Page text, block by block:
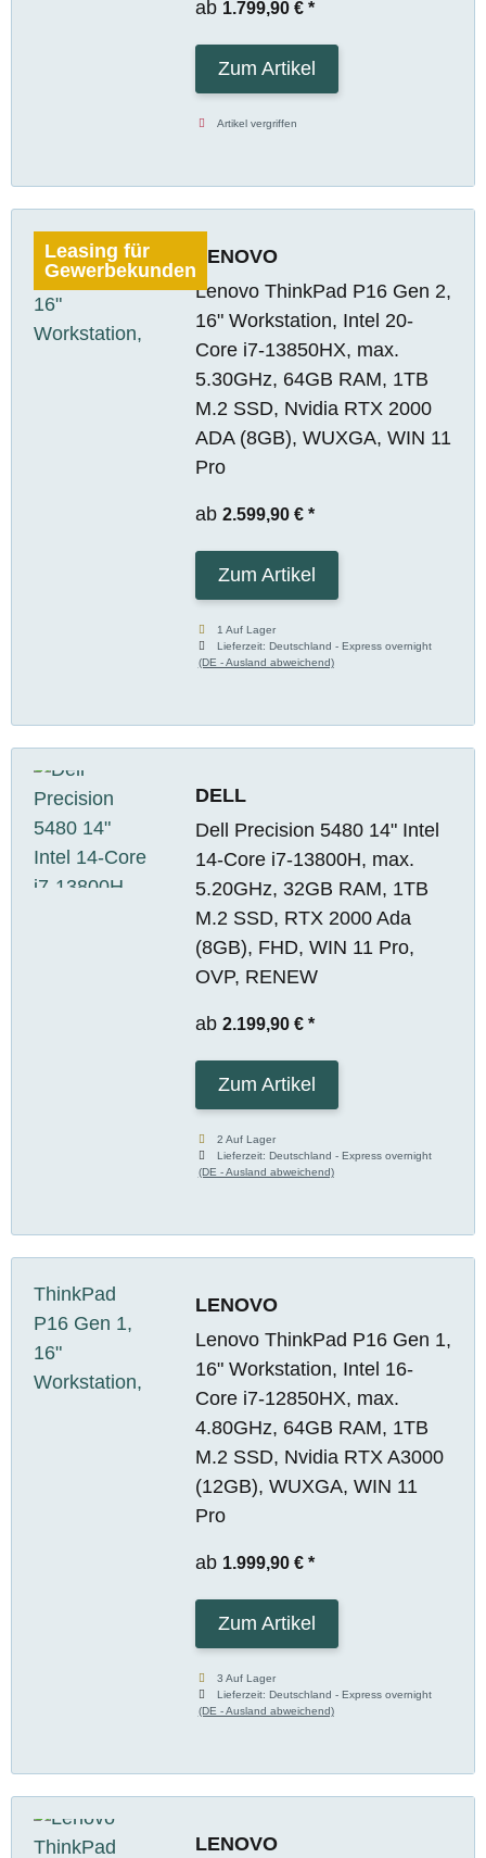
ab 1.799,90 € *
Zum Artikel
Artikel vergriffen
Leasing für
Gewerbekunden
LENOVO
Lenovo ThinkPad P16 Gen 2,
16" Workstation, Intel 20-
Core i7-13850HX, max.
5.30GHz, 64GB RAM, 1TB
M.2 SSD, Nvidia RTX 2000
ADA (8GB), WUXGA, WIN 11
Pro
ab 2.599,90 € *
Zum Artikel
1 Auf Lager
Lieferzeit:Deutschland - Express overnight
(DE - Ausland abweichend)
DELL
Dell Precision 5480 14" Intel
14-Core i7-13800H, max.
5.20GHz, 32GB RAM, 1TB
M.2 SSD, RTX 2000 Ada
(8GB), FHD, WIN 11 Pro,
OVP, RENEW
ab 2.199,90 € *
Zum Artikel
2 Auf Lager
Lieferzeit:Deutschland - Express overnight
(DE - Ausland abweichend)
LENOVO
Lenovo ThinkPad P16 Gen 1,
16" Workstation, Intel 16-
Core i7-12850HX, max.
4.80GHz, 64GB RAM, 1TB
M.2 SSD, Nvidia RTX A3000
(12GB), WUXGA, WIN 11
Pro
ab 1.999,90 € *
Zum Artikel
3 Auf Lager
Lieferzeit:Deutschland - Express overnight
(DE - Ausland abweichend)
LENOVO